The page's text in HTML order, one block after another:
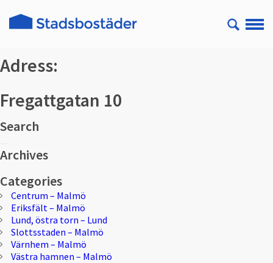
Adress:
Fregattgatan 10
Search
efter:
Archives
Categories
Centrum – Malmö
Eriksfält – Malmö
Lund, östra torn – Lund
Slottsstaden – Malmö
Värnhem – Malmö
Västra hamnen – Malmö